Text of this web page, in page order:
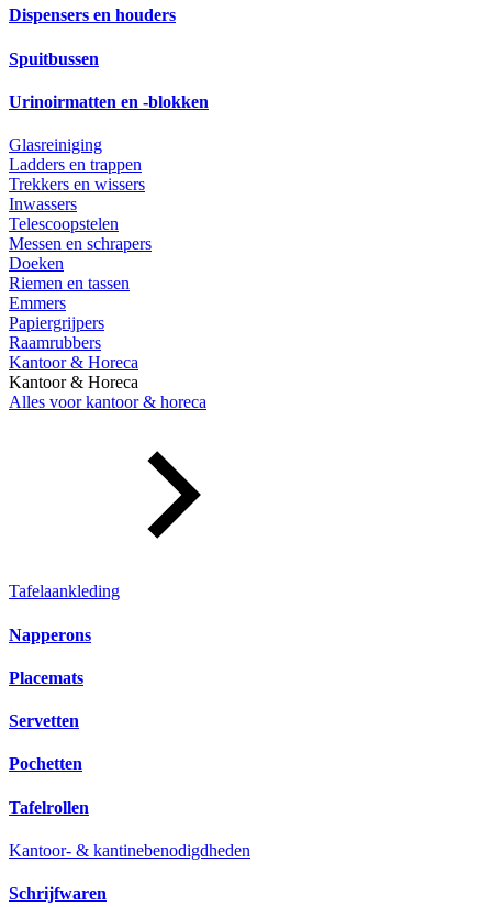
Dispensers en houders
Spuitbussen
Urinoirmatten en -blokken
Glasreiniging
Ladders en trappen
Trekkers en wissers
Inwassers
Telescoopstelen
Messen en schrapers
Doeken
Riemen en tassen
Emmers
Papiergrijpers
Raamrubbers
Kantoor & Horeca
Kantoor & Horeca
Alles voor kantoor & horeca
Tafelaankleding
Napperons
Placemats
Servetten
Pochetten
Tafelrollen
Kantoor- & kantinebenodigdheden
Schrijfwaren